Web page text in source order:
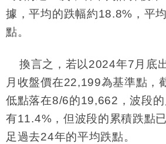
據，平均的跌幅約18.8%，平
點。
換言之，若以2024年7月底
月收盤價在22,199為基準點，
低點落在8/6的19,662，波段
有11.4%，但波段的累積跌點
足過去24年的平均跌點。